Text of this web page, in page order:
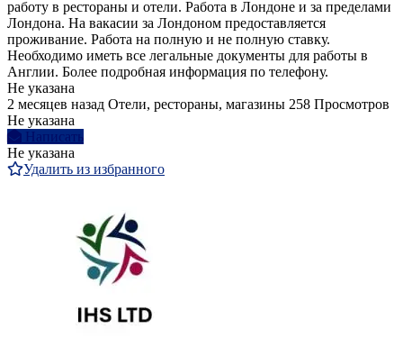
работу в рестораны и отели. Работа в Лондоне и за пределами
Лондона. На вакасии за Лондоном предоставляется
проживание. Работа на полную и не полную ставку.
Необходимо иметь все легальные документы для работы в
Англии. Более подробная информация по телефону.
Не указана
2 месяцев назад Отели, рестораны, магазины 258 Просмотров
Не указана
Написать
Не указана
Удалить из избранного